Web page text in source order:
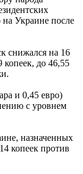
на Украине после
снижался на 16
до 46,55
и 0,45 евро)
с уровнем
назначенных
копеек против